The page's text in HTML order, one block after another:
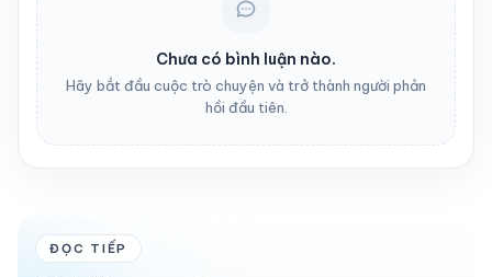
Chưa có bình luận nào.
Hãy bắt đầu cuộc trò chuyện và trở thành người phản
hồi đầu tiên.
ĐỌC TIẾP